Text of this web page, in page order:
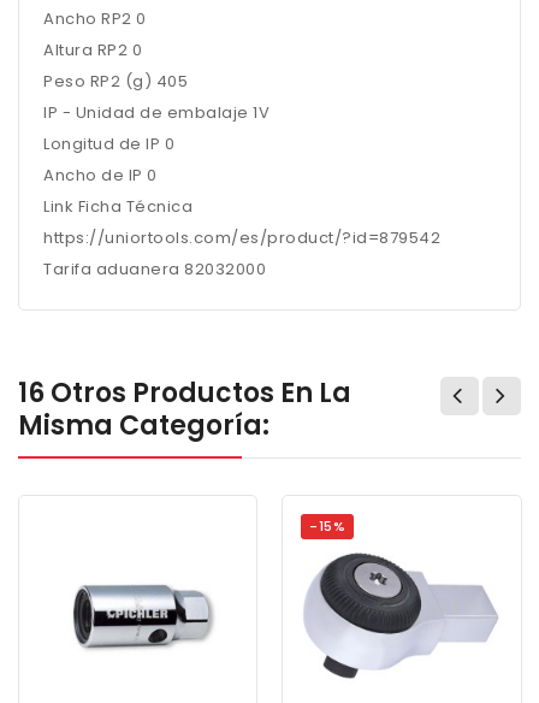
Ancho RP2 0
Altura RP2 0
Peso RP2 (g) 405
IP - Unidad de embalaje 1V
Longitud de IP 0
Ancho de IP 0
Link Ficha Técnica
https://uniortools.com/es/product/?id=879542
Tarifa aduanera 82032000
16 Otros Productos En La
Misma Categoría:
-15%